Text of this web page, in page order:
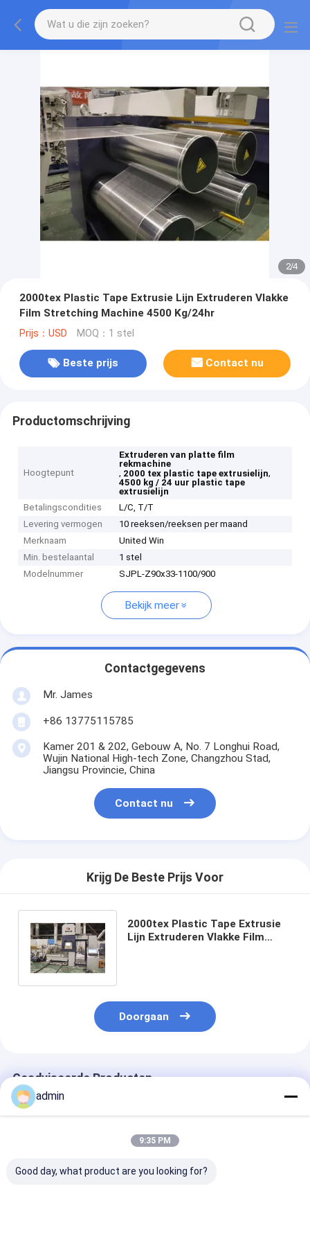
2/4
2000tex Plastic Tape Extrusie Lijn Extruderen Vlakke
Film Stretching Machine 4500 Kg/24hr
Prijs：USD MOQ：1 stel
Beste prijs Contact nu
Productomschrijving
Hoogtepunt
Extruderen van platte film
rekmachine
, 2000 tex plastic tape extrusielijn,
4500 kg / 24 uur plastic tape
extrusielijn
Betalingscondities
L/C, T/T
Levering vermogen
10 reeksen/reeksen per maand
Merknaam
United Win
Min. bestelaantal
1 stel
Modelnummer
SJPL-Z90x33-1100/900
Bekijk meer
Contactgegevens
Mr. James
+86 13775115785
Kamer 201 & 202, Gebouw A, No. 7 Longhui Road,
Wujin National High-tech Zone, Changzhou Stad,
Jiangsu Provincie, China
Contact nu
Krijg De Beste Prijs Voor
2000tex Plastic Tape Extrusie
Lijn Extruderen Vlakke Film
Doorgaan
Geadviseerde Producten
admin
9:35 PM
Good day, what product are you looking for?